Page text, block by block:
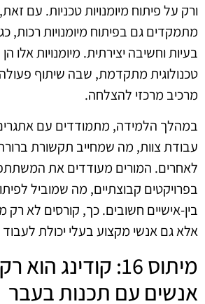
ורק על פיתוח מיומנויות טכניות. עם
מתמקדים גם בפיתוח מיומנויות רכות,
בעיות וחשיבה יצירתית. מיומנויות אלו
טכנולוגית מתקדמת, שבה שיתוף
מרכיב מרכזי להצלחה.
במהלך הלמידה, מתמודדים עם
עבודת צוות, מה שמחייב תקשורת
לאחרים. המורים מעודדים את
בפרויקטים קבוצתיים, מה שמוביל
בין-אישיים חשובים. כך, קורסים לא רק
אלא גם אנשי מקצוע בעלי יכולת
מיתוס 16: קודינג
אנשים עם תכנות בעבר